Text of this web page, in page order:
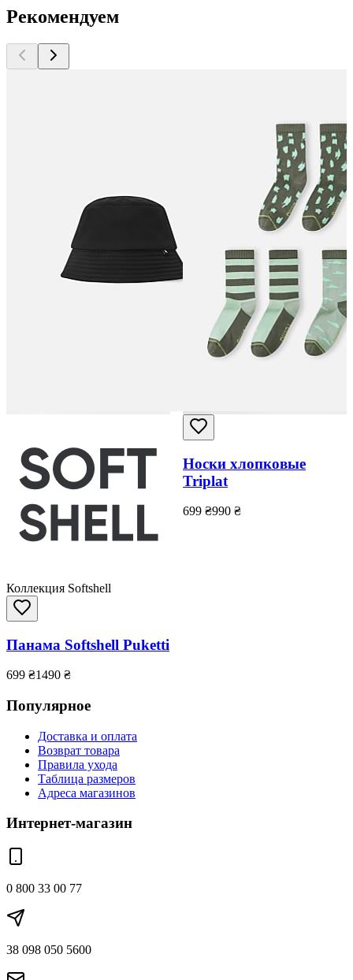
Рекомендуем
Коллекция Softshell
Панама Softshell Puketti
699 ₴1490 ₴
Носки хлопковые
Triplat
699 ₴990 ₴
Популярное
Доставка и оплата
Возврат товара
Правила ухода
Таблица размеров
Адреса магазинов
Интернет-магазин
0 800 33 00 77
38 098 050 5600